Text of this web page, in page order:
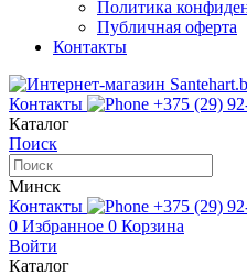
Политика
Публичная оферта
Контакты
Контакты +375 (29)
Каталог
Поиск
Минск
Контакты
+375 (29)
0 Избранное 0 Корзина
Войти
Каталог